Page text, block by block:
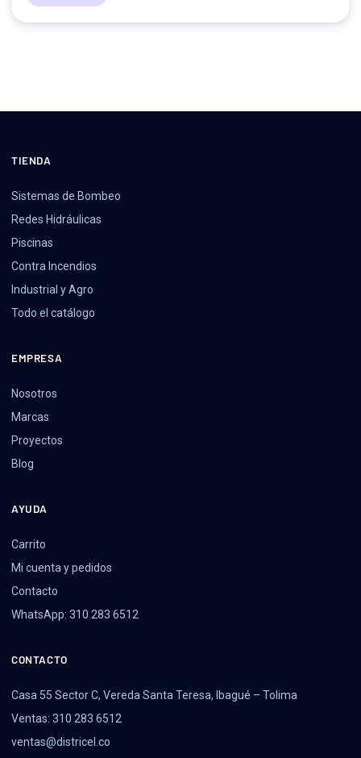
TIENDA
Sistemas de Bombeo
Redes Hidráulicas
Piscinas
Contra Incendios
Industrial y Agro
Todo el catálogo
EMPRESA
Nosotros
Marcas
Proyectos
Blog
AYUDA
Carrito
Mi cuenta y pedidos
Contacto
WhatsApp: 310 283 6512
CONTACTO
Casa 55 Sector C, Vereda Santa Teresa, Ibagué – Tolima
Ventas: 310 283 6512
ventas@districel.co